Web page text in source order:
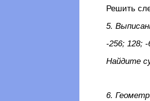
Решить
5. Выписаны
-256; 128; -
Найдите
6.